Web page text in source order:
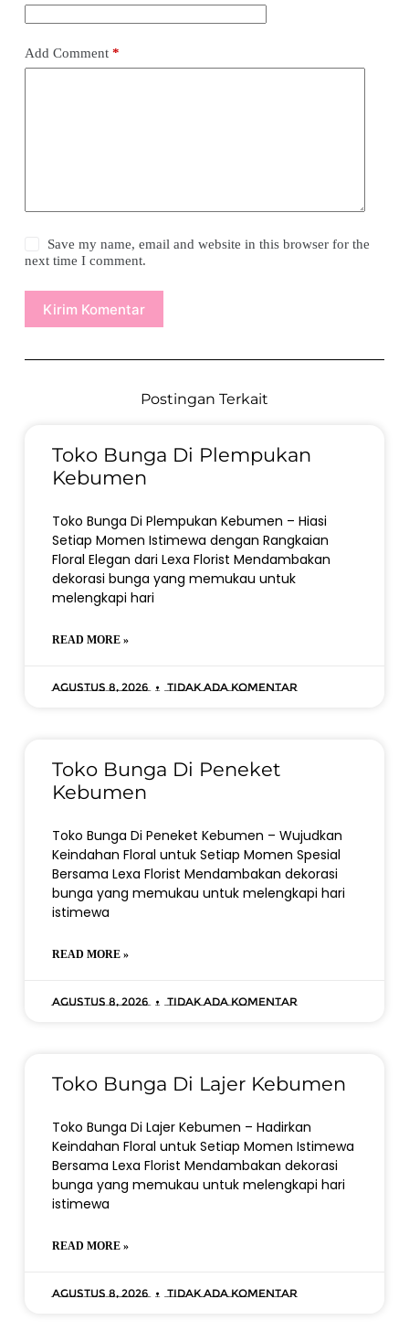
Add Comment*
Save my name, email and website in this browser for the
next time I comment.
Kirim Komentar
Postingan Terkait
Toko Bunga Di Plempukan
Kebumen
Toko Bunga Di Plempukan Kebumen – Hiasi
Setiap Momen Istimewa dengan Rangkaian
Floral Elegan dari Lexa Florist Mendambakan
dekorasi bunga yang memukau untuk
melengkapi hari
READ MORE »
Agustus 8, 2026 Tidak ada komentar
Toko Bunga Di Peneket
Kebumen
Toko Bunga Di Peneket Kebumen – Wujudkan
Keindahan Floral untuk Setiap Momen Spesial
Bersama Lexa Florist Mendambakan dekorasi
bunga yang memukau untuk melengkapi hari
istimewa
READ MORE »
Agustus 8, 2026 Tidak ada komentar
Toko Bunga Di Lajer Kebumen
Toko Bunga Di Lajer Kebumen – Hadirkan
Keindahan Floral untuk Setiap Momen Istimewa
Bersama Lexa Florist Mendambakan dekorasi
bunga yang memukau untuk melengkapi hari
istimewa
READ MORE »
Agustus 8, 2026 Tidak ada komentar